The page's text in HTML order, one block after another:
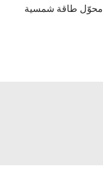
محوّل طاقة شمسية